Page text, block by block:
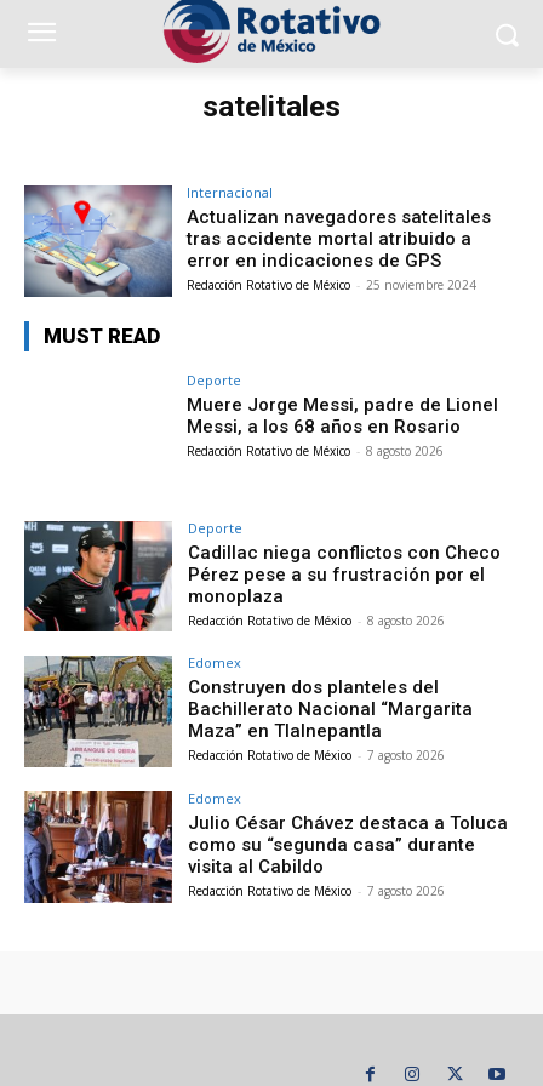
satelitales
Internacional
Actualizan navegadores satelitales
tras accidente mortal atribuido a
error en indicaciones de GPS
Redacción Rotativo de México - 25 noviembre 2024
MUST READ
Deporte
Muere Jorge Messi, padre de Lionel
Messi, a los 68 años en Rosario
Redacción Rotativo de México - 8 agosto 2026
Deporte
Cadillac niega conflictos con Checo
Pérez pese a su frustración por el
monoplaza
Redacción Rotativo de México - 8 agosto 2026
Edomex
Construyen dos planteles del
Bachillerato Nacional “Margarita
Maza” en Tlalnepantla
Redacción Rotativo de México - 7 agosto 2026
Edomex
Julio César Chávez destaca a Toluca
como su “segunda casa” durante
visita al Cabildo
Redacción Rotativo de México - 7 agosto 2026